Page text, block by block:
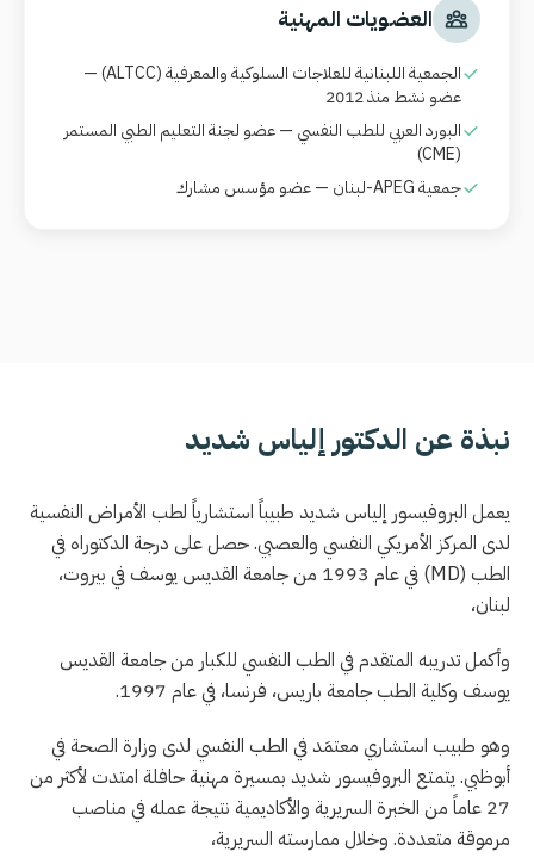
العضويات المهنية
الجمعية اللبنانية للعلاجات السلوكية والمعرفية(ALTCC)
—
عضو نشط منذ 2012
البورد العربي للطب النفسي — عضو لجنة التعليم الطبي المستمر
(CME)
جمعيةAPEG-لبنان — عضو مؤسس مشارك
نبذة عن الدكتور إلياس شديد
يعمل البروفيسور إلياس شديد طبيباً استشارياً لطب الأمراض النفسية
لدى المركز الأمريكي النفسي والعصبي. حصل على درجة الدكتوراه في
الطب (MD)
في عام 1993 من جامعة القديس يوسف في بيروت،
لبنان،
وأكمل تدريبه المتقدم في الطب النفسي للكبار من جامعة القديس
يوسف وكلية الطب جامعة باريس، فرنسا، في عام 1997.
وهو طبيب استشاري معتمَد في الطب النفسي لدى وزارة الصحة في
أبوظبي. يتمتع البروفيسور شديد بمسيرة مهنية حافلة امتدت لأكثر من
27 عاماً من الخبرة السريرية والأكاديمية نتيجة عمله في مناصب
مرموقة متعددة. وخلال ممارسته السريرية،